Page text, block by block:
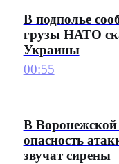
В подполье
грузы НАТО
Украины
00:55
В Воронежской
опасность
звучат сирены